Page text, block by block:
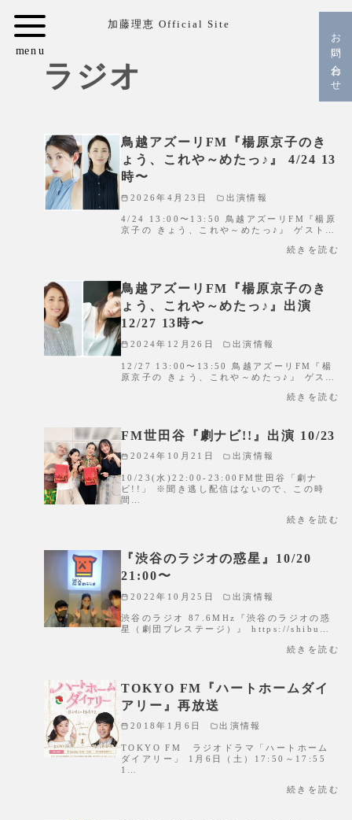
加藤理恵 Official Site
ラジオ
鳥越アズーリFM『楊原京子のき
ょう、これや～めたっ♪』 4/24 13
時〜
2026年4月23日 出演情報
4/24 13:00〜13:50 鳥越アズーリFM『楊原
京子の きょう、これや～めたっ♪』 ゲスト…
続きを読む
鳥越アズーリFM『楊原京子のき
ょう、これや～めたっ♪』出演
12/27 13時〜
2024年12月26日 出演情報
12/27 13:00〜13:50 鳥越アズーリFM『楊
原京子の きょう、これや～めたっ♪』 ゲス…
続きを読む
FM世田谷『劇ナビ!!』出演 10/23
2024年10月21日 出演情報
10/23(水)22:00-23:00FM世田谷「劇ナ
ビ!!」 ※聞き逃し配信はないので、この時
間…
続きを読む
『渋谷のラジオの惑星』10/20
21:00〜
2022年10月25日 出演情報
渋谷のラジオ 87.6MHz『渋谷のラジオの惑
星（劇団プレステージ）』 https://shibu…
続きを読む
TOKYO FM『ハートホームダイ
アリー』再放送
2018年1月6日 出演情報
TOKYO FM ラジオドラマ「ハートホーム
ダイアリー」 1月6日（土）17:50～17:55
1…
続きを読む
お問い合わせ